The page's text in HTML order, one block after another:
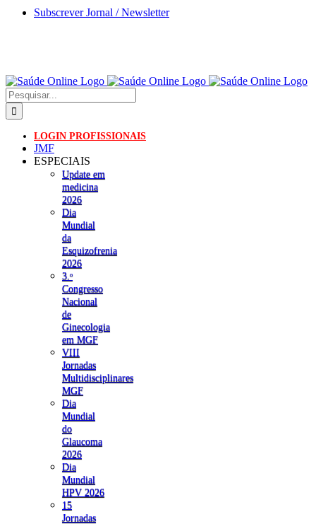
Skip
Subscrever Jornal / Newsletter
Pesquisar
LOGIN PROFISSIONAIS
JMF
ESPECIAIS
Update em
medicina
2026
Dia
Mundial
da
Esquizofrenia
2026
3.ᵒ
Congresso
Nacional
de
Ginecologia
em MGF
VIII
Jornadas
Multidisciplinares
MGF
Dia
Mundial
do
Glaucoma
2026
Dia
Mundial
HPV 2026
15
Jornadas